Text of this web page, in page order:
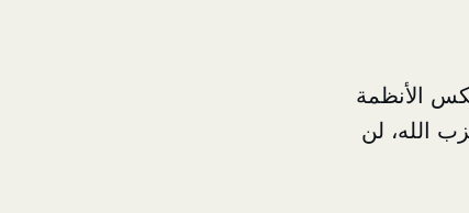
الأنظمة
الله، لن